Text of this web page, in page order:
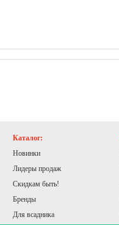
Каталог:
Новинки
Лидеры продаж
Скидкам быть!
Бренды
Для всадника